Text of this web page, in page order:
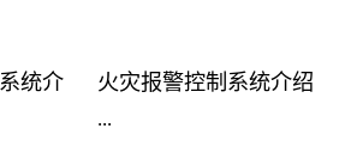
统介
火灾报警控制系统介绍
...